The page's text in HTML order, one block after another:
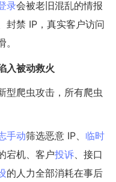
录会被老旧混乱的情报
、封禁 IP，真实客户访问
入被动救火
型爬虫攻击，所有爬虫
手动筛选恶意 IP、 临时
宕机、客户投诉 、接口
的人力全部消耗在事后